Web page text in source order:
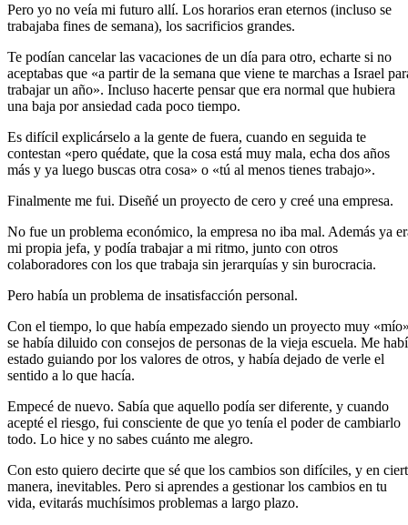
Pero yo no veía mi futuro allí. Los horarios eran eternos (incluso se
trabajaba fines de semana), los sacrificios grandes.
Te podían cancelar las vacaciones de un día para otro, echarte si no
aceptabas que «a partir de la semana que viene te marchas a Israel
trabajar un año». Incluso hacerte pensar que era normal que hubiera
una baja por ansiedad cada poco tiempo.
Es difícil explicárselo a la gente de fuera, cuando en seguida te
contestan «pero quédate, que la cosa está muy mala, echa dos años
más y ya luego buscas otra cosa» o «tú al menos tienes trabajo».
Finalmente me fui. Diseñé un proyecto de cero y creé una empresa.
No fue un problema económico, la empresa no iba mal. Además ya
mi propia jefa, y podía trabajar a mi ritmo, junto con otros
colaboradores con los que trabaja sin jerarquías y sin burocracia.
Pero había un problema de insatisfacción personal.
Con el tiempo, lo que había empezado siendo un proyecto muy
se había diluido con consejos de personas de la vieja escuela. Me
estado guiando por los valores de otros, y había dejado de verle el
sentido a lo que hacía.
Empecé de nuevo. Sabía que aquello podía ser diferente, y cuando
acepté el riesgo, fui consciente de que yo tenía el poder de cambiarlo
todo. Lo hice y no sabes cuánto me alegro.
Con esto quiero decirte que sé que los cambios son difíciles, y en
manera, inevitables. Pero si aprendes a gestionar los cambios en tu
vida, evitarás muchísimos problemas a largo plazo.